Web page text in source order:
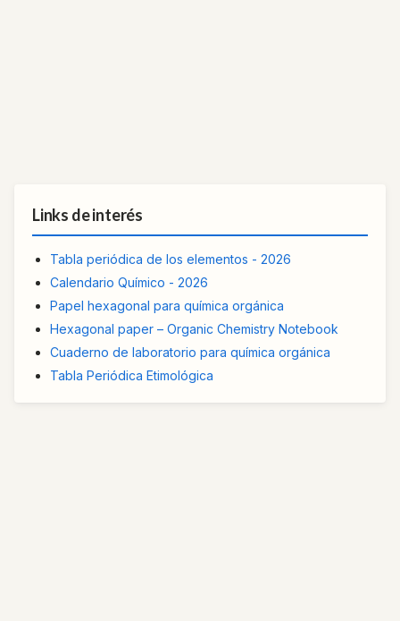
Links de interés
Tabla periódica de los elementos - 2026
Calendario Químico - 2026
Papel hexagonal para química orgánica
Hexagonal paper – Organic Chemistry Notebook
Cuaderno de laboratorio para química orgánica
Tabla Periódica Etimológica